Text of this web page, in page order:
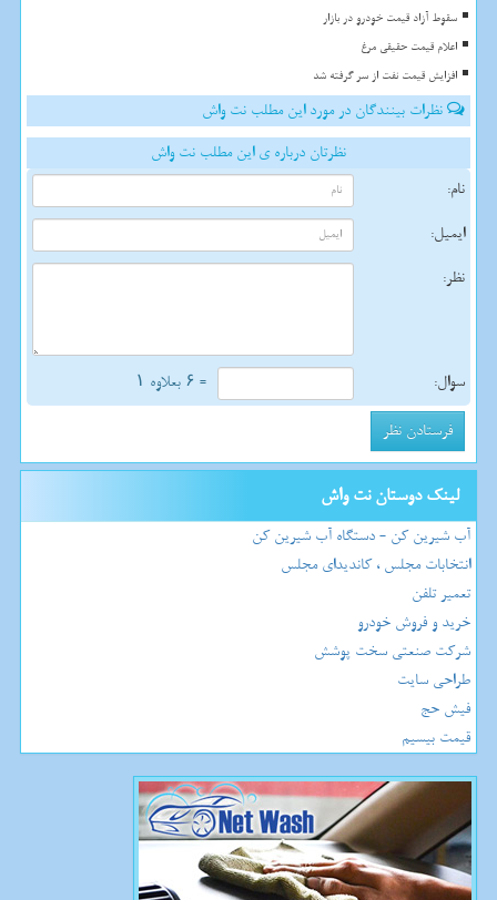
سقوط آزاد قیمت خودرو در بازار
اعلام قیمت حقیقی مرغ
افزایش قیمت نفت از سر گرفته شد
نظرات بینندگان در مورد این مطلب نت واش
نظرتان درباره ی این مطلب نت واش
نام:
ایمیل:
نظر:
سوال: = ۶ بعلاوه ۱
لینک دوستان نت واش
آب شیرین کن - دستگاه آب شیرین کن
انتخابات مجلس ، کاندیدای مجلس
تعمیر تلفن
خرید و فروش خودرو
شرکت صنعتی سخت پوشش
طراحی سایت
فیش حج
قیمت بیسیم